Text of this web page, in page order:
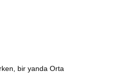
bir yanda Orta